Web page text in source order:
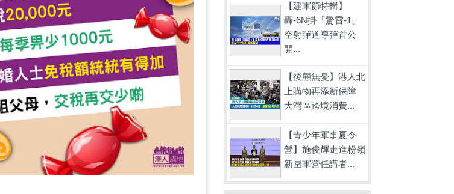
【建軍節特輯】
轟-6N掛「驚雷-1」
空射彈道導彈首公
開...
【後顧無憂】港人北
上購物再添新保障
大灣區跨境消費...
【青少年軍事夏令
營】施俊輝走進粉嶺
新圍軍營任講者...